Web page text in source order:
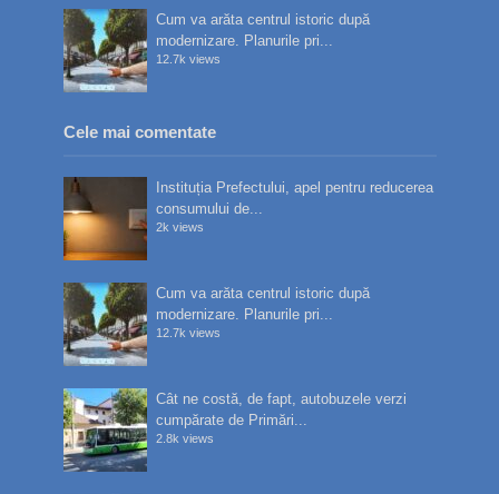
Cum va arăta centrul istoric după
modernizare. Planurile pri...
12.7k views
Cele mai comentate
Instituția Prefectului, apel pentru reducerea
consumului de...
2k views
Cum va arăta centrul istoric după
modernizare. Planurile pri...
12.7k views
Cât ne costă, de fapt, autobuzele verzi
cumpărate de Primări...
2.8k views